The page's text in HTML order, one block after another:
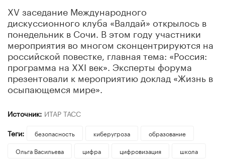
XV заседание Международного
дискуссионного клуба «Валдай» открылось в
понедельник в Сочи. В этом году участники
мероприятия во многом сконцентрируются на
российской повестке, главная тема: «Россия:
программа на XXI век». Эксперты форума
презентовали к мероприятию доклад «Жизнь в
осыпающемся мире».
Источник: ИТАР ТАСС
Теги:
безопасность киберугроза
образование
Ольга Васильева
цифра цифровизация школа